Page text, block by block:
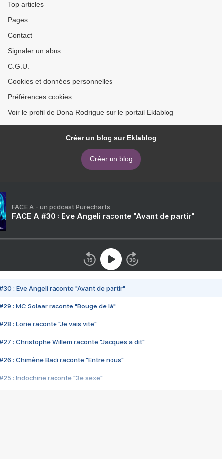
Top articles
Pages
Contact
Signaler un abus
C.G.U.
Cookies et données personnelles
Préférences cookies
Voir le profil de Dona Rodrigue sur le portail Eklablog
Créer un blog sur Eklablog
Créer un blog
FACE A - un podcast Purecharts
FACE A #30 : Eve Angeli raconte "Avant de partir"
#30 : Eve Angeli raconte "Avant de partir"
#29 : MC Solaar raconte "Bouge de là"
#28 : Lorie raconte "Je vais vite"
#27 : Christophe Willem raconte "Jacques a dit"
#26 : Chimène Badi raconte "Entre nous"
#25 : Indochine raconte "3e sexe"